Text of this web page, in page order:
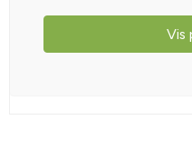
Vis